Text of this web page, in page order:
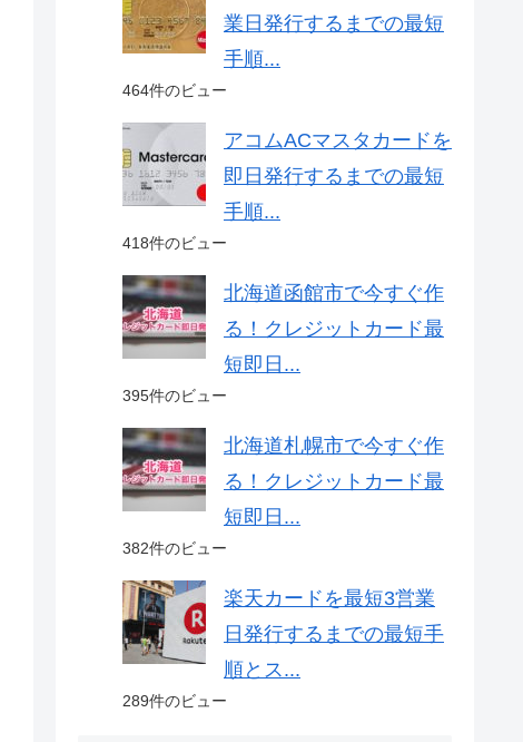
業日発行するまでの最短
手順...
464件のビュー
アコムACマスタカードを
即日発行するまでの最短
手順...
418件のビュー
北海道函館市で今すぐ作
る！クレジットカード最
短即日...
395件のビュー
北海道札幌市で今すぐ作
る！クレジットカード最
短即日...
382件のビュー
楽天カードを最短3営業
日発行するまでの最短手
順とス...
289件のビュー